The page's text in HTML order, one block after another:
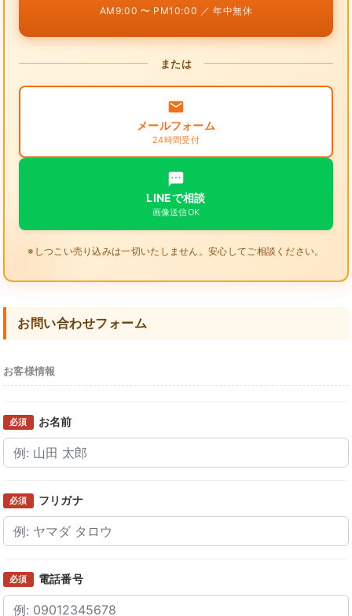
AM9:00 〜 PM10:00 ／ 年中無休
または
メールフォーム
24時間受付
LINEで相談
画像送信OK
※しつこい売り込みは一切いたしません。安心してご相談ください。
お問い合わせフォーム
お客様情報
必須 お名前
必須 フリガナ
必須 電話番号